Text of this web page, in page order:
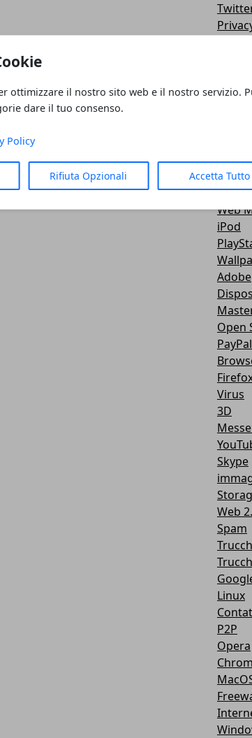
ottimizzare il nostro sito web e il nostro servizio.
dare il tuo consenso.
Policy
Rifiuta Opzionali Accetta Tutto
Web
iPod
Adobe
Open
PayPal
Virus
3D
Skype
Web
Spam
Linux
P2P
Opera